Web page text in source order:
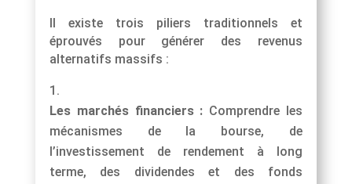
Il existe trois piliers traditionnels et
éprouvés pour générer des revenus
alternatifs massifs :
Les marchés financiers : Comprendre les
mécanismes de la bourse, de
l’investissement de rendement à long
terme, des dividendes et des fonds